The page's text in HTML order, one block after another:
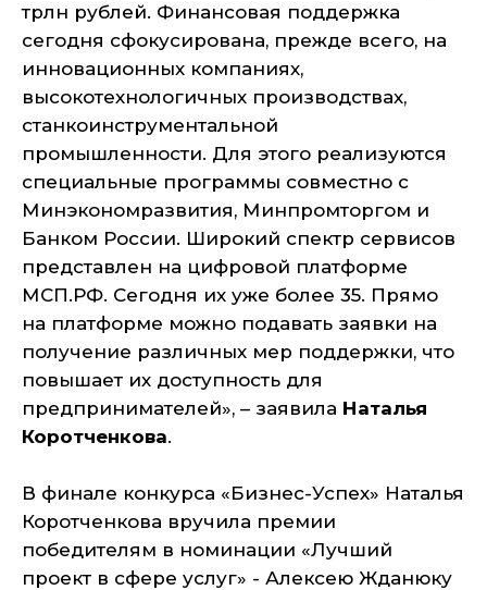
трлн рублей. Финансовая поддержка
сегодня сфокусирована, прежде всего, на
инновационных компаниях,
высокотехнологичных производствах,
станкоинструментальной
промышленности. Для этого реализуются
специальные программы совместно с
Минэкономразвития, Минпромторгом и
Банком России. Широкий спектр сервисов
представлен на цифровой платформе
МСП.РФ. Сегодня их уже более 35. Прямо
на платформе можно подавать заявки на
получение различных мер поддержки, что
повышает их доступность для
предпринимателей», – заявила Наталья
Коротченкова.
В финале конкурса «Бизнес-Успех» Наталья
Коротченкова вручила премии
победителям в номинации «Лучший
проект в сфере услуг» - Алексею Жданюку